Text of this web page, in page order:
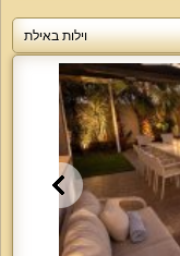
וילות באילת